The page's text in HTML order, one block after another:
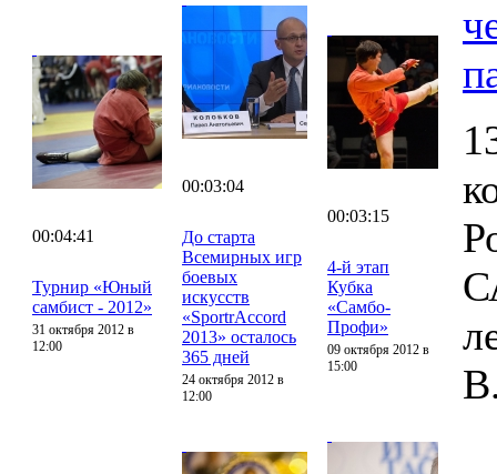
00:04:41
Турнир «Юный
самбист - 2012»
31 октября 2012 в
12:00
00:03:04
До старта
Всемирных игр
боевых
искусств
«SportrAccord
2013» осталось
365 дней
24 октября 2012 в
12:00
00:03:15
4-й этап
Кубка
«Самбо-
Профи»
09 октября 2012 в
15:00